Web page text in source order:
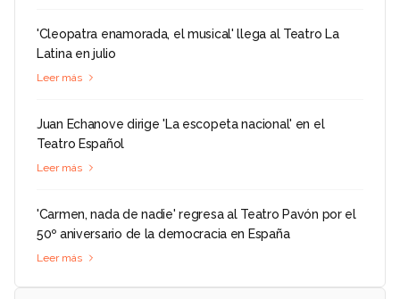
'Cleopatra enamorada, el musical' llega al Teatro La
Latina en julio
Leer más
Juan Echanove dirige 'La escopeta nacional' en el
Teatro Español
Leer más
'Carmen, nada de nadie' regresa al Teatro Pavón por el
50º aniversario de la democracia en España
Leer más